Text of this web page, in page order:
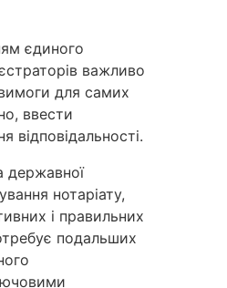
єдиного
важливо
вимоги для самих
ввести
відповідальності.
державної
нотаріату,
і правильних
подальших